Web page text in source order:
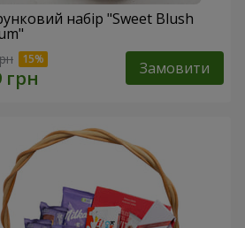
набір "Sweet Blush
Замовити